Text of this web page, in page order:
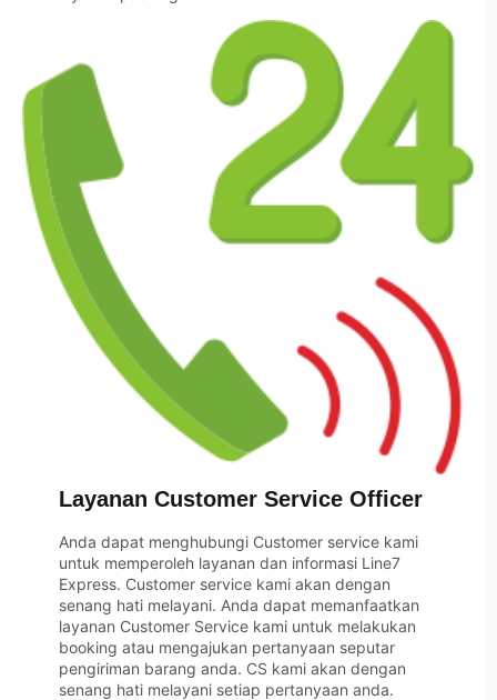
Layanan Customer Service Officer
Anda dapat menghubungi Customer service kami
untuk memperoleh layanan dan informasi Line7
Express. Customer service kami akan dengan
senang hati melayani. Anda dapat memanfaatkan
layanan Customer Service kami untuk melakukan
booking atau mengajukan pertanyaan seputar
pengiriman barang anda. CS kami akan dengan
senang hati melayani setiap pertanyaan anda.